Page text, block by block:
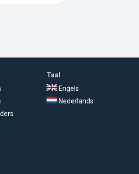
Taal
Engels
Nederlands